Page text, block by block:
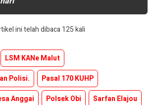
ini telah dibaca 125 kali
LSM KANe Malut
Polisi.
Pasal 170 KUHP
Anggai
Polsek Obi Sarfan Elajou